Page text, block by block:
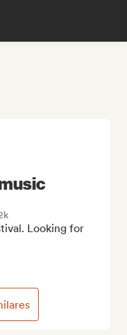
Looking for